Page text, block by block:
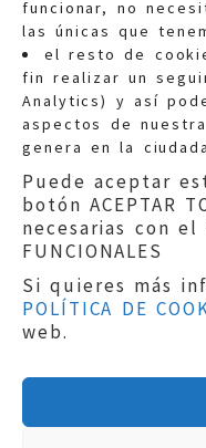
funcionar, no
las únicas que
el resto de
fin realizar un
Analytics) y así
aspectos de
genera en la
Puede aceptar
botón ACEPTAR
necesarias con el
FUNCIONALES
Si quieres más
POLÍTICA DE
web.
Quejas:
Teléfonos:
Aviso legal|
Protección de
Política de
Copyright ©